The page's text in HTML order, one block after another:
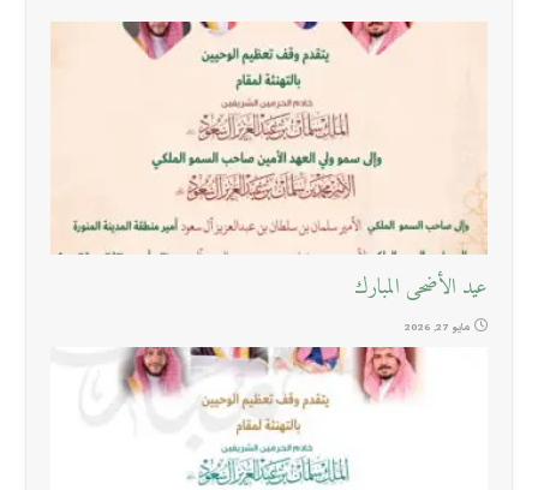
عيد الأضحى المبارك
مايو 27, 2026